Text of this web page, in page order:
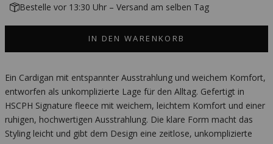
Bestelle vor 13:30 Uhr – Versand am selben Tag
IN DEN WARENKORB
Ein Cardigan mit entspannter Ausstrahlung und weichem Komfort,
entworfen als unkomplizierte Lage für den Alltag. Gefertigt in
HSCPH Signature fleece mit weichem, leichtem Komfort und einer
ruhigen, hochwertigen Ausstrahlung. Die klare Form macht das
Styling leicht und gibt dem Design eine zeitlose, unkomplizierte